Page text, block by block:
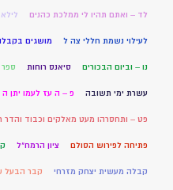
לד – ואתם תהיו לי ממלכת כהנים
לעילוי נשמת חללי צה ל מושגים
נו – וביום הבכורים סיאנס רוחות ספר
עשרת ימי תשובה פ – ה עז לעמו יתן
פט – ותחסרהו מעט מאלקים וכבוד והדר
פתיחה לפירוש הסולם ציון הרמח"ל
קבלה מעשית יצחק מזרחי קבר הבעל